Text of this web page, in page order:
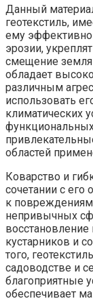
Данный
геотекстиль,
ему эффективно
эрозии,
смещение
обладает
различным
использовать
климатических
областей
Коварство и
сочетании с его
к повреждениям
непривычных
кустарников и
того,
садоводстве и
благоприятные
обеспечивает